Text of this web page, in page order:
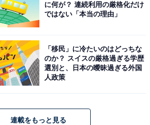
に何が？ 連続利用の厳格化だけ
ではない「本当の理由」
「移民」に冷たいのはどっちな
のか？ スイスの厳格過ぎる学歴
選別と、日本の曖昧過ぎる外国
人政策
連載をもっと見る